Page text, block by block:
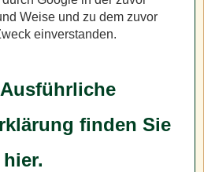
Weise und zu dem zuvor
einverstanden.
finden Sie
hier.